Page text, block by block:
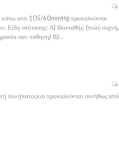
κάτω από 105/60mmHg προκαλούνται
Είδη υπότασης: Α) Ιδιοπαθής: (πολύ συχνή,
σαν πάθηση) Β)…
του ήπατοςκαι προκαλούνται συνήθως από